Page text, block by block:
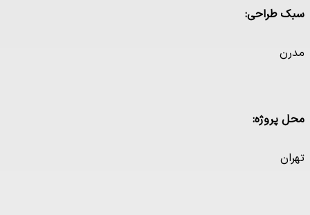
سبک طراحی:
مدرن
محل پروژه:
تهران